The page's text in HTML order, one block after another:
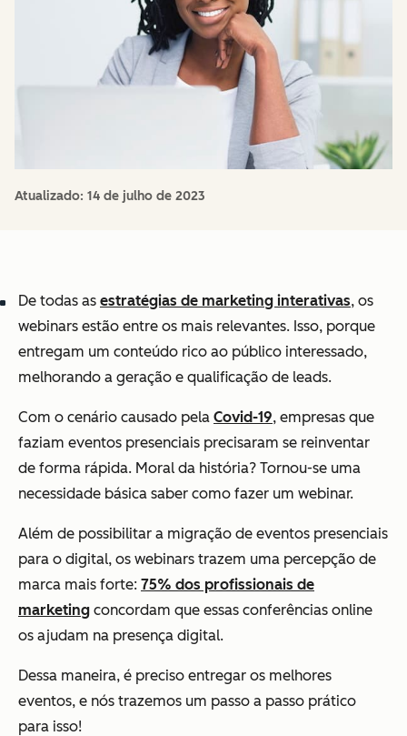
Atualizado: 14 de julho de 2023
De todas as estratégias de marketing interativas, os
webinars estão entre os mais relevantes. Isso, porque
entregam um conteúdo rico ao público interessado,
melhorando a geração e qualificação de leads.
Com o cenário causado pela Covid-19, empresas que
faziam eventos presenciais precisaram se reinventar
de forma rápida. Moral da história? Tornou-se uma
necessidade básica saber como fazer um webinar.
Além de possibilitar a migração de eventos presenciais
para o digital, os webinars trazem uma percepção de
marca mais forte: 75% dos profissionais de
marketing concordam que essas conferências online
os ajudam na presença digital.
Dessa maneira, é preciso entregar os melhores
eventos, e nós trazemos um passo a passo prático
para isso!